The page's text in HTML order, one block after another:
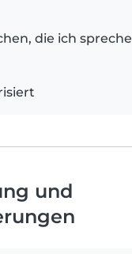
die ich spreche
und